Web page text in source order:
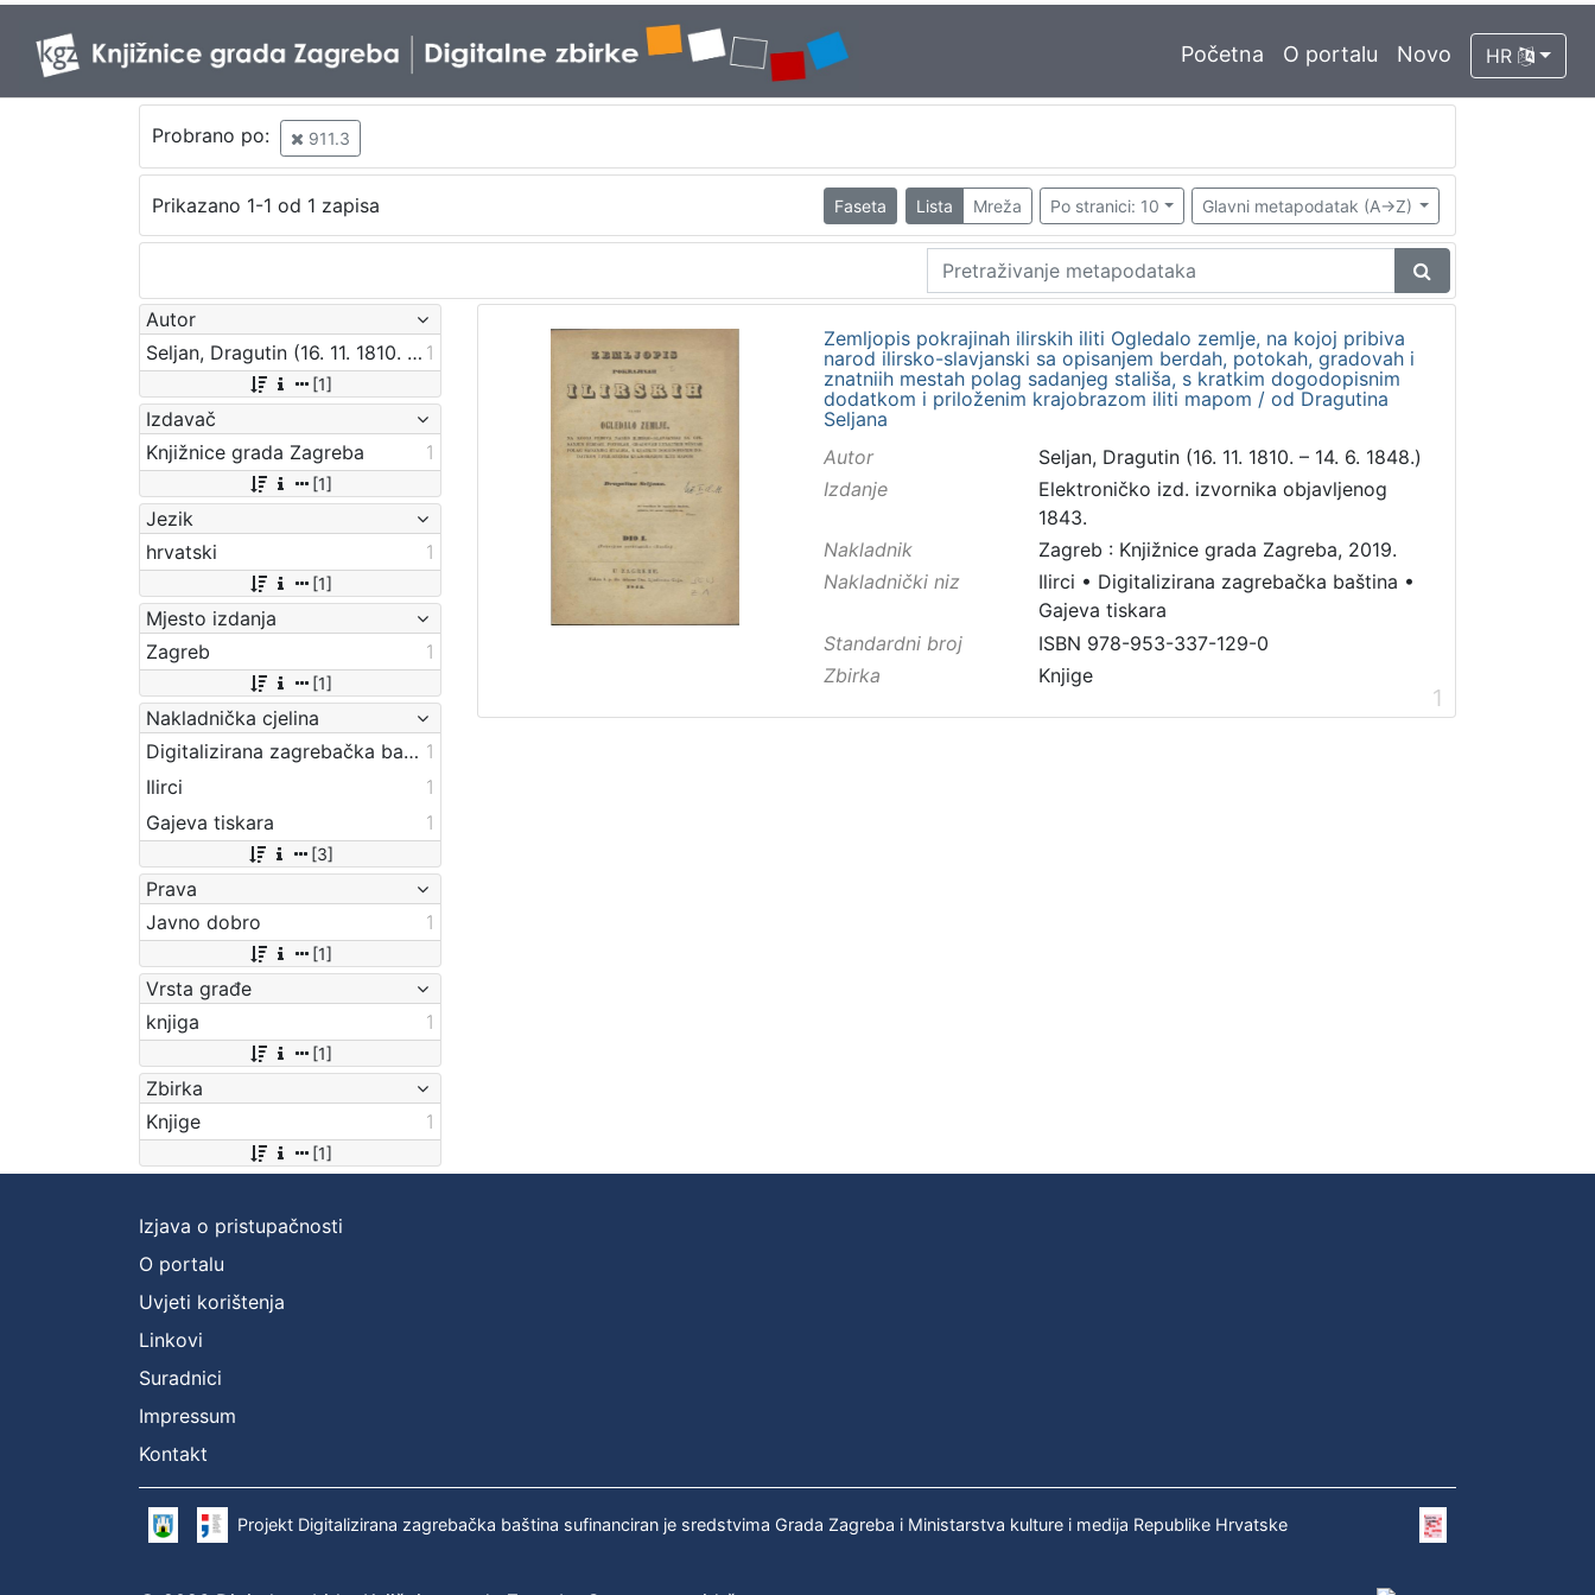
Početna O portalu Novo HR
Probrano po: 911.3
Prikazano 1-1 od 1 zapisa Faseta Lista Mreža Po stranici: 10 Glavni metapodatak (A->Z)
Autor
Seljan, Dragutin (16. 11. 1810. – 14. 6. 1848.) 1
[1]
Izdavač
Knjižnice grada Zagreba
1
[1]
Jezik
hrvatski
1
[1]
Mjesto izdanja
Zagreb
1
[1]
Nakladnička cjelina
Digitalizirana zagrebačka baština 1
Ilirci
1
Gajeva tiskara
1
[3]
Prava
Javno dobro
1
[1]
Vrsta građe
knjiga
1
[1]
Zbirka
Knjige
1
[1]
Zemljopis pokrajinah ilirskih iliti Ogledalo zemlje, na kojoj pribiva
narod ilirsko-slavjanski sa opisanjem berdah, potokah, gradovah i
znatniih mestah polag sadanjeg stališa, s kratkim dogodopisnim
dodatkom i priloženim krajobrazom iliti mapom / od Dragutina
Seljana
Autor
Seljan, Dragutin (16. 11. 1810. – 14. 6. 1848.)
Izdanje
Elektroničko izd. izvornika objavljenog
1843.
Nakladnik
Zagreb : Knjižnice grada Zagreba, 2019.
Nakladnički niz
Ilirci • Digitalizirana zagrebačka baština •
Gajeva tiskara
Standardni broj
ISBN 978-953-337-129-0
Zbirka
Knjige
1
Izjava o pristupačnosti
O portalu
Uvjeti korištenja
Linkovi
Suradnici
Impressum
Kontakt
Projekt Digitalizirana zagrebačka baština sufinanciran je sredstvima Grada Zagreba i Ministarstva kulture i medija Republike Hrvatske